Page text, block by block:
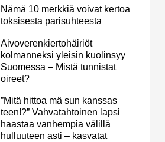
Nämä 10 merkkiä voivat kertoa
toksisesta parisuhteesta
Aivoverenkiertohäiriöt
kolmanneksi yleisin kuolinsyy
Suomessa – Mistä tunnistat
oireet?
”Mitä hittoa mä sun kanssas
teen!?” Vahvatahtoinen lapsi
haastaa vanhempia välillä
hulluuteen asti – kasvatat